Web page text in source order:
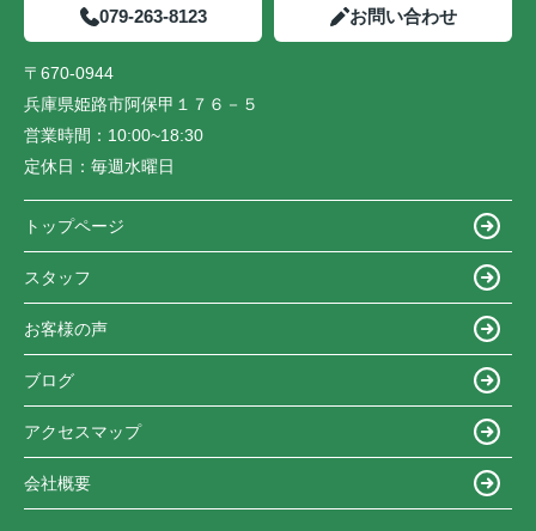
079-263-8123 お問い合わせ
〒670-0944
兵庫県姫路市阿保甲１７６－５
営業時間： 10:00~18:30
定休日： 毎週水曜日
トップページ
スタッフ
お客様の声
ブログ
アクセスマップ
会社概要